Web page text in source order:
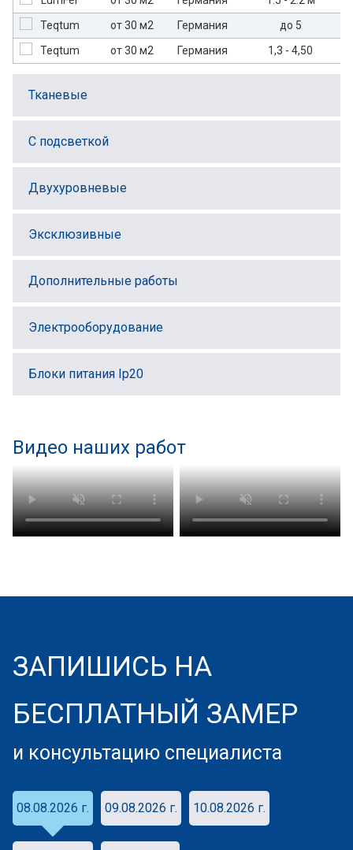
от 30 м2
Германия
до 5
от 30 м2
Германия 1,3 - 4,50
Тканевые
С подсветкой
Двухуровневые
Эксклюзивные
Дополнительные работы
Электрооборудование
Блоки питания Ip20
Видео наших работ
ЗАПИШИСЬ НА
БЕСПЛАТНЫЙ ЗАМЕР
и консультацию специалиста
08.08.2026 г. 09.08.2026 г. 10.08.2026 г.